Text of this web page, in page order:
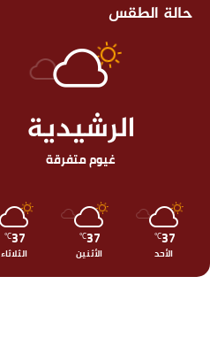
حالة الطقس
الرشيدية
غيوم متفرقة
37
℃
الأحد
37
℃
الأثنين
37
℃
الثلاثاء